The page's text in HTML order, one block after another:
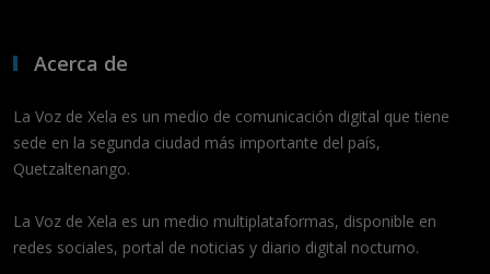
Acerca de
La Voz de Xela es un medio de comunicación digital que tiene
sede en la segunda ciudad más importante del país,
Quetzaltenango.
La Voz de Xela es un medio multiplataformas, disponible en
redes sociales, portal de noticias y diario digital nocturno.